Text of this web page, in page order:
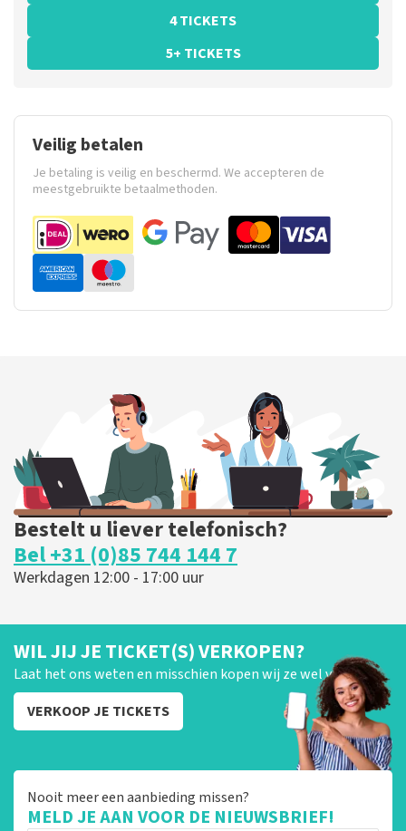
4 TICKETS
5+ TICKETS
Veilig betalen
Je betaling is veilig en beschermd. We accepteren de
meestgebruikte betaalmethoden.
Bestelt u liever telefonisch?
Bel +31 (0)85 744 144 7
Werkdagen 12:00 - 17:00 uur
WIL JIJ JE TICKET(S) VERKOPEN?
Laat het ons weten en misschien kopen wij ze wel van je!
VERKOOP JE TICKETS
Nooit meer een aanbieding missen?
MELD JE AAN VOOR DE NIEUWSBRIEF!